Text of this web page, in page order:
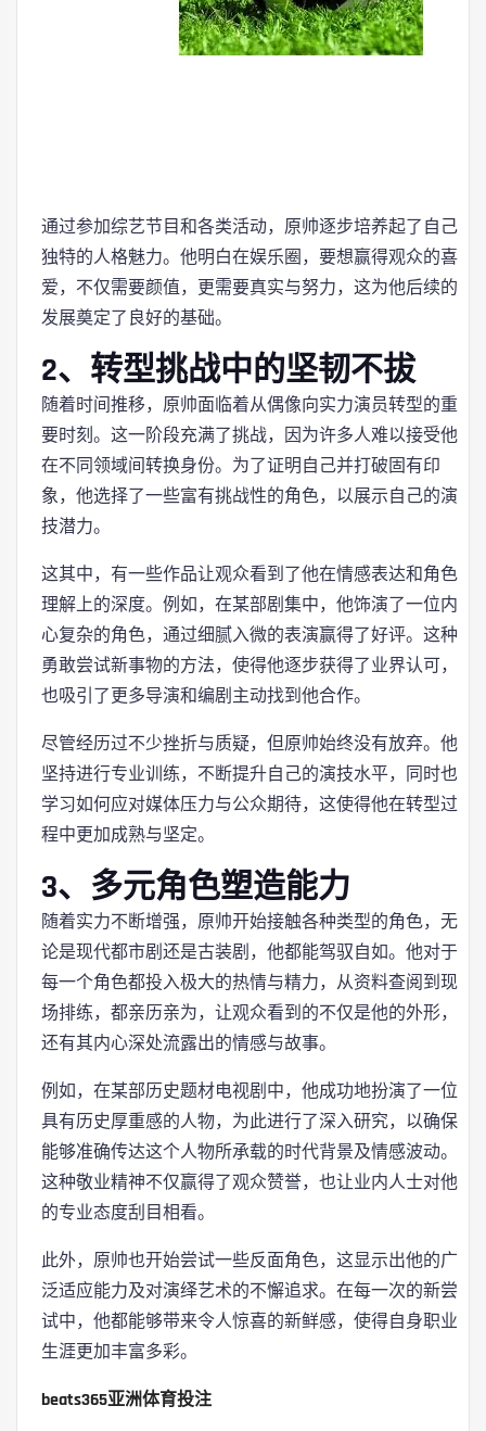
通过参加综艺节目和各类活动，原帅逐步培养起了自己
独特的人格魅力。他明白在娱乐圈，要想赢得观众的喜
爱，不仅需要颜值，更需要真实与努力，这为他后续的
发展奠定了良好的基础。
2、转型挑战中的坚韧不拔
随着时间推移，原帅面临着从偶像向实力演员转型的重
要时刻。这一阶段充满了挑战，因为许多人难以接受他
在不同领域间转换身份。为了证明自己并打破固有印
象，他选择了一些富有挑战性的角色，以展示自己的演
技潜力。
这其中，有一些作品让观众看到了他在情感表达和角色
理解上的深度。例如，在某部剧集中，他饰演了一位内
心复杂的角色，通过细腻入微的表演赢得了好评。这种
勇敢尝试新事物的方法，使得他逐步获得了业界认可，
也吸引了更多导演和编剧主动找到他合作。
尽管经历过不少挫折与质疑，但原帅始终没有放弃。他
坚持进行专业训练，不断提升自己的演技水平，同时也
学习如何应对媒体压力与公众期待，这使得他在转型过
程中更加成熟与坚定。
3、多元角色塑造能力
随着实力不断增强，原帅开始接触各种类型的角色，无
论是现代都市剧还是古装剧，他都能驾驭自如。他对于
每一个角色都投入极大的热情与精力，从资料查阅到现
场排练，都亲历亲为，让观众看到的不仅是他的外形，
还有其内心深处流露出的情感与故事。
例如，在某部历史题材电视剧中，他成功地扮演了一位
具有历史厚重感的人物，为此进行了深入研究，以确保
能够准确传达这个人物所承载的时代背景及情感波动。
这种敬业精神不仅赢得了观众赞誉，也让业内人士对他
的专业态度刮目相看。
此外，原帅也开始尝试一些反面角色，这显示出他的广
泛适应能力及对演绎艺术的不懈追求。在每一次的新尝
试中，他都能够带来令人惊喜的新鲜感，使得自身职业
生涯更加丰富多彩。
beats365亚洲体育投注